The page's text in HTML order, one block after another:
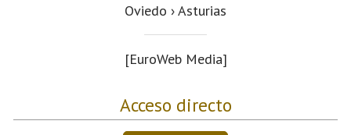
Oviedo › Asturias
[EuroWeb Media]
Acceso directo